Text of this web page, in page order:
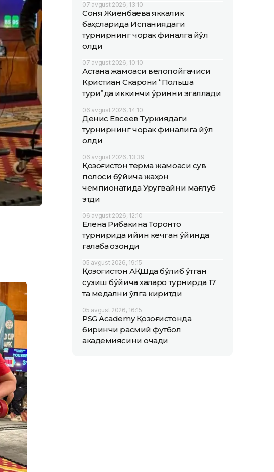
07 avgust 2026, 13:10
Соня Жиенбаева яккалик
баҳсларида Испаниядаги
турнирнинг чорак финалга йўл
олди
07 avgust 2026, 10:10
Астана жамоаси велопойгачиси
Кристиан Скарони “Польша
тури”да иккинчи ўринни эгаллади
06 avgust 2026, 14:10
Денис Евсеев Туркиядаги
турнирнинг чорак финалига йўл
олди
06 avgust 2026, 13:39
Қозоғистон терма жамоаси сув
полоси бўйича жаҳон
чемпионатида Уругвайни мағлуб
этди
06 avgust 2026, 12:10
Елена Рибакина Торонто
турнирида қийин кечган ўйинда
ғалаба қозонди
05 avgust 2026, 19:15
Қозоғистон АҚШда бўлиб ўтган
сузиш бўйича халқаро турнирда 17
та медални қўлга киритди
05 avgust 2026, 16:15
PSG Academy Қозоғистонда
биринчи расмий футбол
академиясини очади